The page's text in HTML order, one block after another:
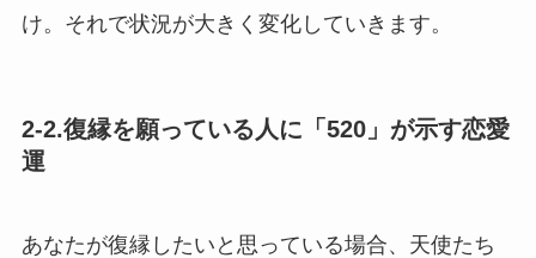
け。それで状況が大きく変化していきます。
2-2.復縁を願っている人に「520」が示す恋愛
運
あなたが復縁したいと思っている場合、天使たち